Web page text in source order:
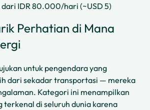
dari IDR 80.000/hari (~USD 5)
Perhatian di Mana
untuk pengendara yang
dari sekadar transportasi — mereka
Kategori ini menampilkan
terkenal di seluruh dunia karena